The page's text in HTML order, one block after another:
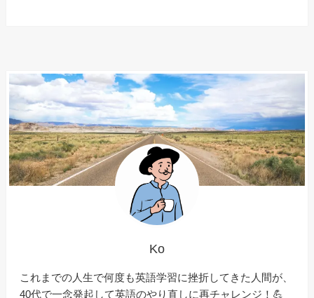
Ko
これまでの人生で何度も英語学習に挫折してきた人間が、
40代で一念発起して英語のやり直しに再チャレンジ！💪